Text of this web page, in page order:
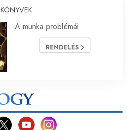
KÖNYVEK
A munka problémái
RENDELÉS